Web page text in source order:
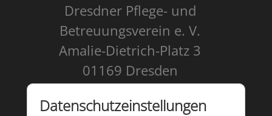
Dresdner Pflege- und
Betreuungsverein e. V.
Amalie-Dietrich-Platz 3
01169 Dresden
Kontakt
Datenschutzeinstellungen